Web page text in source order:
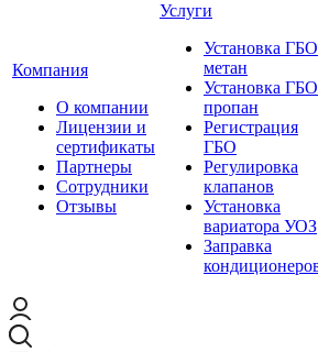
Компания
О компании
Лицензии и
сертификаты
Партнеры
Сотрудники
Отзывы
Услуги
Установка ГБО
метан
Установка ГБО
пропан
Регистрация
ГБО
Регулировка
клапанов
Установка
вариатора УОЗ
Заправка